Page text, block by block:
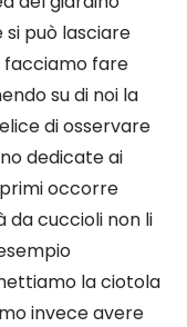
può lasciare
fare
su di noi la
di osservare
dedicate ai
occorre
da cuccioli non li
la ciotola
invece avere